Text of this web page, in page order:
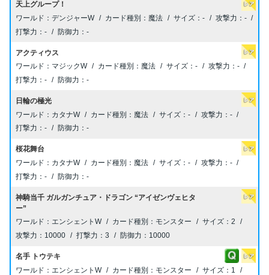
天上グループ！
デンジャーW
魔法 -
-
-
-
アクティウス
マジックW
魔法 -
-
-
-
日輪の極光
カタナW
魔法 -
-
-
-
桜花舞台
カタナW
魔法 -
-
-
-
神騎当千 ガルガンチュア・ドラゴン “アイゼンヴェヒタ
ー”
エンシェントW
モンスター
2
10000
3 10000
名手 トウテキ
エンシェントW
モンスター
1